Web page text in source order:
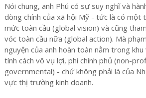
Nói chung, anh Phú có sự suy nghĩ và
dòng chính của xã hội Mỹ - tức là có một
mức toàn cầu (global vision) và cũng
vóc toàn cầu nữa (global action). Mà
nguyện của anh hoàn toàn nằm trong
tính cách vô vụ lợi, phi chính phủ (non-
governmental) - chứ không phải là của
vực thị trường kinh doanh.